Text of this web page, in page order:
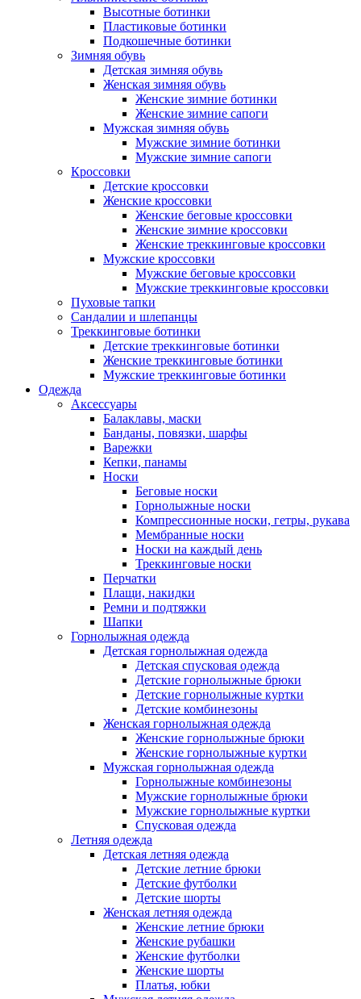
Высотные ботинки
Пластиковые ботинки
Подкошечные ботинки
Зимняя обувь
Детская зимняя обувь
Женская зимняя обувь
Женские зимние ботинки
Женские зимние сапоги
Мужская зимняя обувь
Мужские зимние ботинки
Мужские зимние сапоги
Кроссовки
Детские кроссовки
Женские кроссовки
Женские беговые кроссовки
Женские зимние кроссовки
Женские треккинговые кроссовки
Мужские кроссовки
Мужские беговые кроссовки
Мужские треккинговые кроссовки
Пуховые тапки
Сандалии и шлепанцы
Треккинговые ботинки
Детские треккинговые ботинки
Женские треккинговые ботинки
Мужские треккинговые ботинки
Одежда
Аксессуары
Балаклавы, маски
Банданы, повязки, шарфы
Варежки
Кепки, панамы
Носки
Беговые носки
Горнолыжные носки
Компрессионные носки, гетры, рукава
Мембранные носки
Носки на каждый день
Треккинговые носки
Перчатки
Плащи, накидки
Ремни и подтяжки
Шапки
Горнолыжная одежда
Детская горнолыжная одежда
Детская спусковая одежда
Детские горнолыжные брюки
Детские горнолыжные куртки
Детские комбинезоны
Женская горнолыжная одежда
Женские горнолыжные брюки
Женские горнолыжные куртки
Мужская горнолыжная одежда
Горнолыжные комбинезоны
Мужские горнолыжные брюки
Мужские горнолыжные куртки
Спусковая одежда
Летняя одежда
Детская летняя одежда
Детские летние брюки
Детские футболки
Детские шорты
Женская летняя одежда
Женские летние брюки
Женские рубашки
Женские футболки
Женские шорты
Платья, юбки